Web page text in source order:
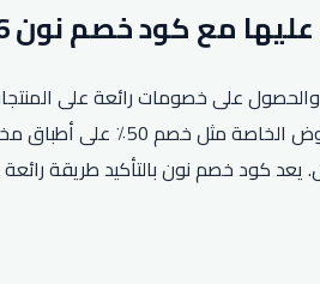
مع كود خصم نون 2026؟
على مشترياتك والحصول على خصومات